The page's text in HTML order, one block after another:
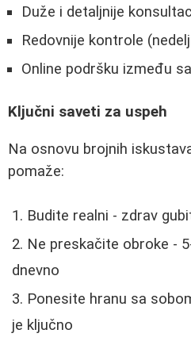
Duže i detaljnije
Redovnije kontrole
Online podršku između
Ključni saveti za uspeh
Na osnovu brojnih
pomaže:
Budite realni - zdrav
Ne preskačite obroke -
dnevno
Ponesite hranu sa
je ključno